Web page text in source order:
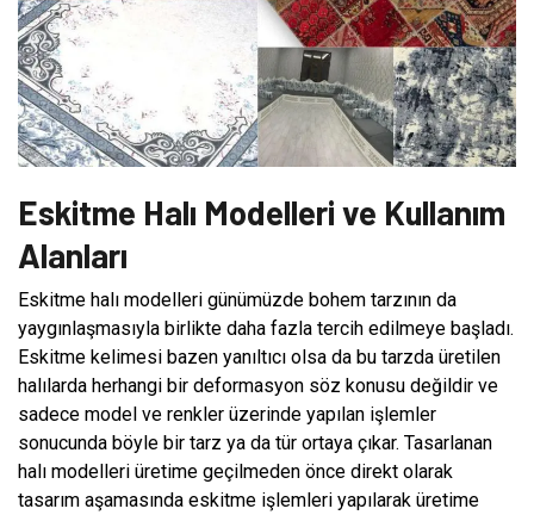
Eskitme Halı Modelleri ve Kullanım
Alanları
Eskitme halı modelleri günümüzde bohem tarzının da
yaygınlaşmasıyla birlikte daha fazla tercih edilmeye başladı.
Eskitme kelimesi bazen yanıltıcı olsa da bu tarzda üretilen
halılarda herhangi bir deformasyon söz konusu değildir ve
sadece model ve renkler üzerinde yapılan işlemler
sonucunda böyle bir tarz ya da tür ortaya çıkar. Tasarlanan
halı modelleri üretime geçilmeden önce direkt olarak
tasarım aşamasında eskitme işlemleri yapılarak üretime